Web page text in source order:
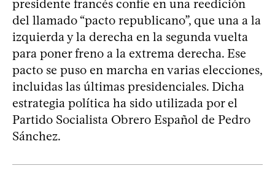
presidente francés confíe en una reedición
del llamado “pacto republicano”, que una a la
izquierda y la derecha en la segunda vuelta
para poner freno a la extrema derecha. Ese
pacto se puso en marcha en varias elecciones,
incluidas las últimas presidenciales. Dicha
estrategia política ha sido utilizada por el
Partido Socialista Obrero Español de Pedro
Sánchez.